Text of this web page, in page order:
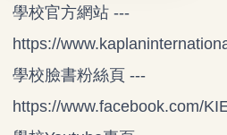
學校官方網站 ---
https://
學校臉書粉絲頁 ---
https://www.facebook.com/